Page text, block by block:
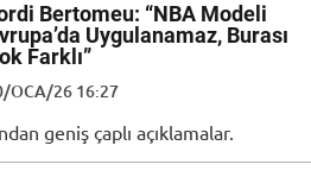
Bertomeu: “NBA Modeli
Uygulanamaz, Burası
Farklı”
OCA/26 16:27
geniş çaplı açıklamalar.